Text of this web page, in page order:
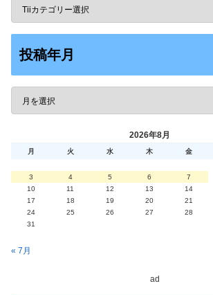
投稿年月
2026年8月
月 火 水 木 金
3
4 5 6 7
10
11 12 13 14
17
18 19 20 21
24
25 26 27 28
31
« 7月
ad